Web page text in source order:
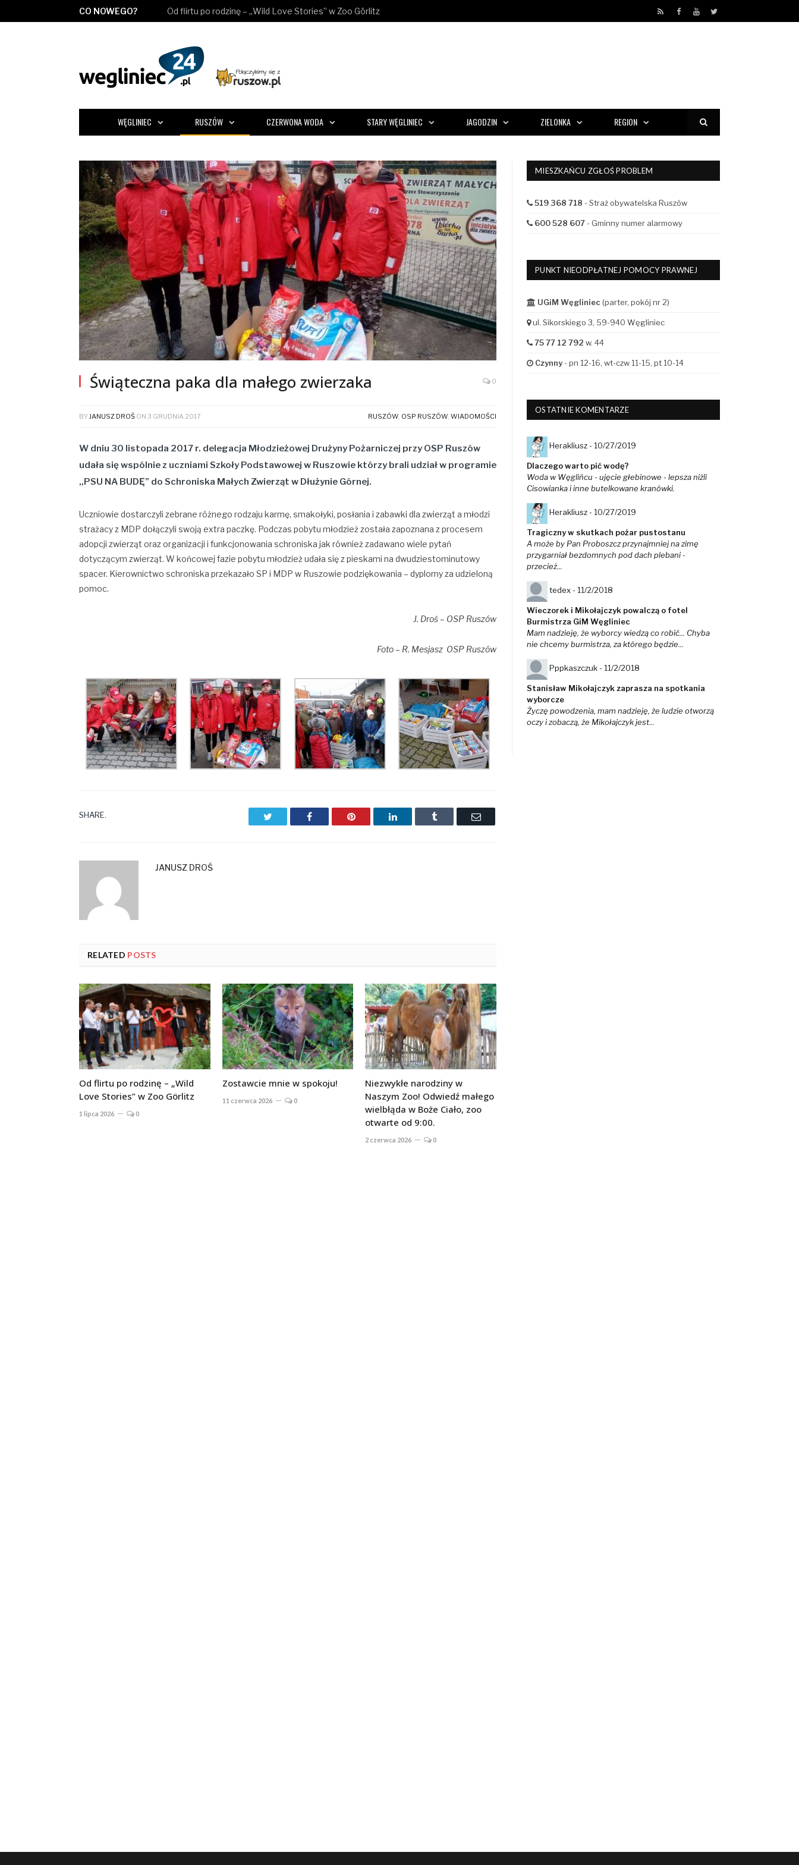
CO NOWEGO? Od flirtu po rodzinę – „Wild Love Stories” w Zoo Görlitz RSS Facebook
YouTube
Twitter
WĘGLINIEC RUSZÓW CZERWONA WODA STARY WĘGLINIEC JAGODZIN ZIELONKA REGION
Świąteczna paka dla małego zwierzaka 0
BYJANUSZ DROŚ ON 3 GRUDNIA 2017 RUSZÓW, OSP RUSZÓW, WIADOMOŚCI
W dniu 30 listopada 2017 r. delegacja Młodzieżowej Drużyny Pożarniczej przy OSP Ruszów
udała się wspólnie z uczniami Szkoły Podstawowej w Ruszowie którzy brali udział w programie
,,PSU NA BUDĘ” do Schroniska Małych Zwierząt w Dłużynie Górnej.
Uczniowie dostarczyli zebrane różnego rodzaju karmę, smakołyki, posłania i zabawki dla zwierząt a młodzi
strażacy z MDP dołączyli swoją extra paczkę. Podczas pobytu młodzież została zapoznana z procesem
adopcji zwierząt oraz organizacji i funkcjonowania schroniska jak również zadawano wiele pytań
dotyczącym zwierząt. W końcowej fazie pobytu młodzież udała się z pieskami na dwudziestominutowy
spacer. Kierownictwo schroniska przekazało SP i MDP w Ruszowie podziękowania – dyplomy za udzieloną
pomoc.
J. Droś – OSP Ruszów
Foto – R. Mesjasz OSP Ruszów
SHARE. TwitterFacebookPinterestLinkedInTumblr Email
JANUSZ DROŚ
RELATED POSTS
Od flirtu po rodzinę – „Wild
Love Stories” w Zoo Görlitz
1 lipca 2026 0
Zostawcie mnie w spokoju!
11 czerwca 2026 0
Niezwykłe narodziny w
Naszym Zoo! Odwiedź małego
wielbłąda w Boże Ciało, zoo
otwarte od 9:00.
2 czerwca 2026 0
MIESZKAŃCU ZGŁOŚ PROBLEM
519 368 718 - Straż obywatelska Ruszów
600 528 607- Gminny numer alarmowy
PUNKT NIEODPŁATNEJ POMOCY PRAWNEJ
UGiM Węgliniec (parter, pokój nr 2)
ul. Sikorskiego 3, 59-940 Węgliniec
75 77 12 792 w. 44
Czynny- pn 12-16, wt-czw 11-15, pt 10-14
OSTATNIE KOMENTARZE
Herakliusz - 10/27/2019
Dlaczego warto pić wodę?
Woda w Węglińcu - ujęcie głebinowe - lepsza niżli
Cisowianka i inne butelkowane kranówki.
Herakliusz - 10/27/2019
Tragiczny w skutkach pożar pustostanu
A może by Pan Proboszcz przynajmniej na zimę
przygarniał bezdomnych pod dach plebani -
przecież...
tedex - 11/2/2018
Wieczorek i Mikołajczyk powalczą o fotel
Burmistrza GiM Węgliniec
Mam nadzieję, że wyborcy wiedzą co robić... Chyba
nie chcemy burmistrza, za którego będzie...
Pppkaszczuk - 11/2/2018
Stanisław Mikołajczyk zaprasza na spotkania
wyborcze
Życzę powodzenia, mam nadzieję, że ludzie otworzą
oczy i zobaczą, że Mikołajczyk jest...